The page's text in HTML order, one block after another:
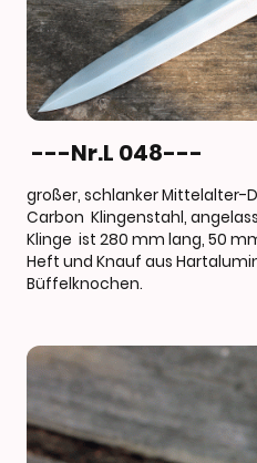
---Nr.L 048---
großer, schlanker Mittelalter-
Carbon Klingenstahl,
Klinge ist 280 mm lang, 50
Heft und Knauf aus
Büffelknochen.